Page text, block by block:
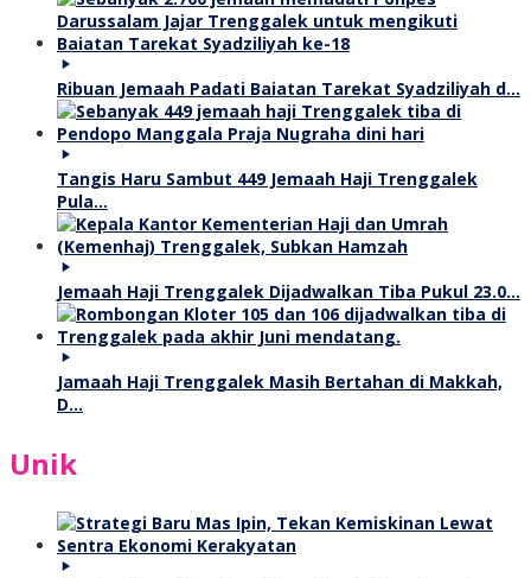
Ribuan Jemaah Padati Baiatan Tarekat Syadziliyah d…
Tangis Haru Sambut 449 Jemaah Haji Trenggalek
Pula…
Jemaah Haji Trenggalek Dijadwalkan Tiba Pukul 23.0…
Jamaah Haji Trenggalek Masih Bertahan di Makkah,
D…
Unik